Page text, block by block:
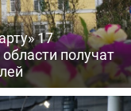
17
получат